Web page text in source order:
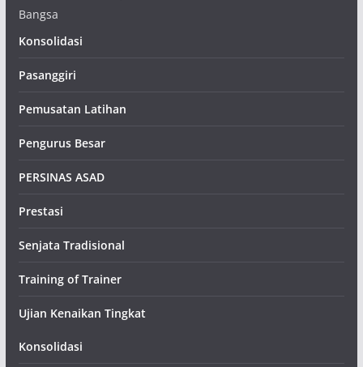
Bangsa
Konsolidasi
Pasanggiri
Pemusatan Latihan
Pengurus Besar
PERSINAS ASAD
Prestasi
Senjata Tradisional
Training of Trainer
Ujian Kenaikan Tingkat
Konsolidasi